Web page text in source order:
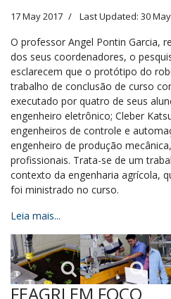
17 May 2017 Last Updated: 30
O professor Angel Pontin Garcia,
dos seus coordenadores, o
esclarecem que o protótipo do
trabalho de conclusão de curso
executado por quatro de seus
engenheiro eletrônico; Cleber
engenheiros de controle e
engenheiro de produção
profissionais. Trata-se de um
contexto da engenharia agrícola,
foi ministrado no curso.
Leia mais...
FEAGRI EM FOCO